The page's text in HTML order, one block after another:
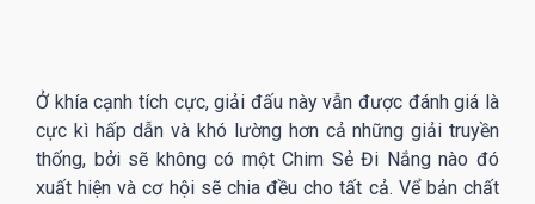
Ở khía cạnh tích cực, giải đấu này vẫn được đánh giá là
cực kì hấp dẫn và khó lường hơn cả những giải truyền
thống, bởi sẽ không có một Chim Sẻ Đi Nắng nào đó
xuất hiện và cơ hội sẽ chia đều cho tất cả. Vể bản chất